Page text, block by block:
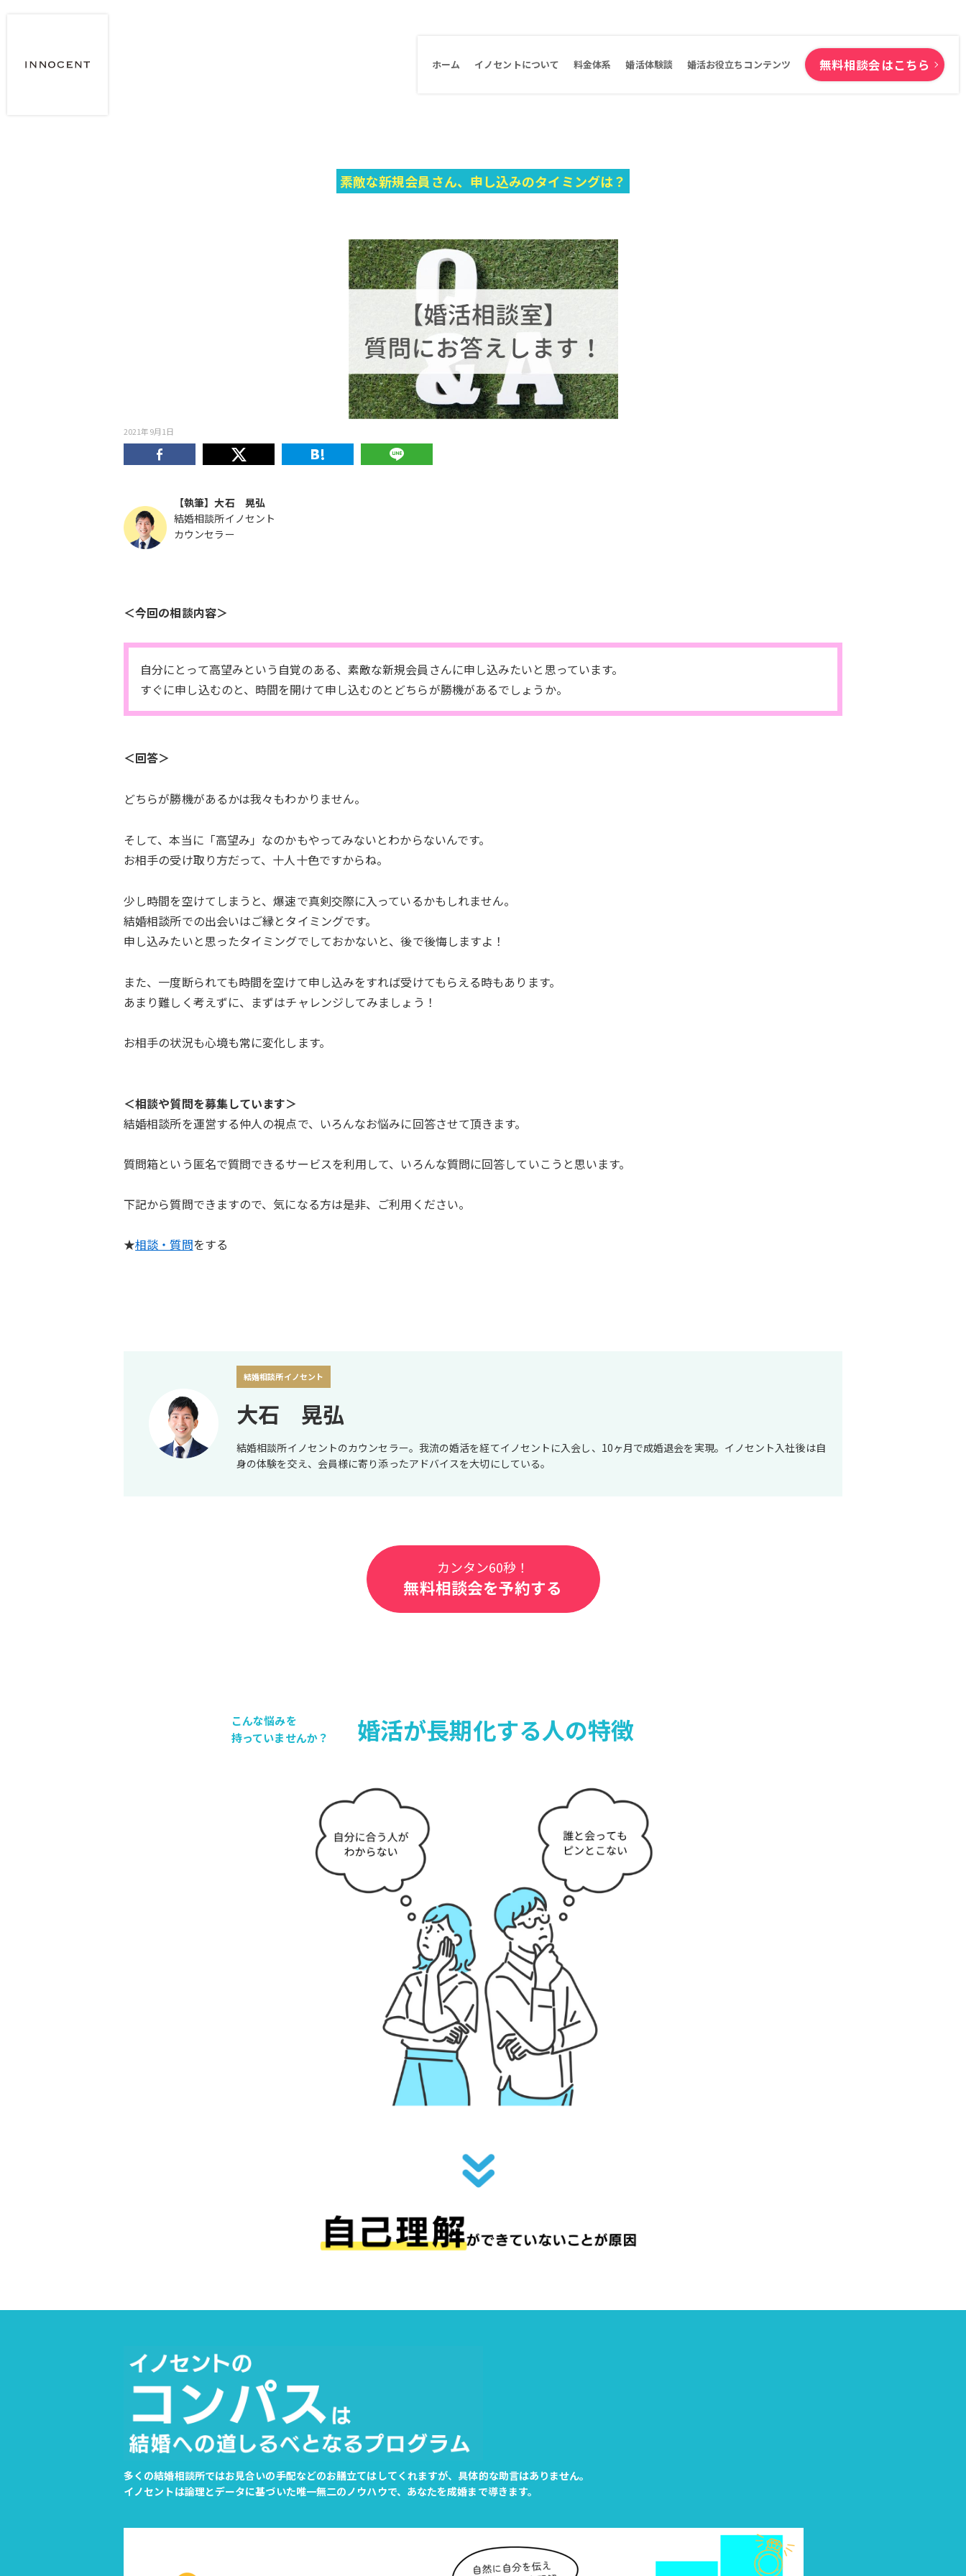
ホーム イノセントについて 料金体系 婚活体験談 婚活お役立ちコンテンツ 無料相談会はこちら
素敵な新規会員さん、申し込みのタイミングは？
2021年9月1日
【執筆】大石 晃弘
結婚相談所イノセント
カウンセラー
＜今回の相談内容＞
自分にとって高望みという自覚のある、素敵な新規会員さんに申し込みたいと思っています。
すぐに申し込むのと、時間を開けて申し込むのとどちらが勝機があるでしょうか。
＜回答＞
どちらが勝機があるかは我々もわかりません。
そして、本当に「高望み」なのかもやってみないとわからないんです。
お相手の受け取り方だって、十人十色ですからね。
少し時間を空けてしまうと、爆速で真剣交際に入っているかもしれません。
結婚相談所での出会いはご縁とタイミングです。
申し込みたいと思ったタイミングでしておかないと、後で後悔しますよ！
また、一度断られても時間を空けて申し込みをすれば受けてもらえる時もあります。
あまり難しく考えずに、まずはチャレンジしてみましょう！
お相手の状況も心境も常に変化します。
＜相談や質問を募集しています＞
結婚相談所を運営する仲人の視点で、いろんなお悩みに回答させて頂きます。
質問箱という匿名で質問できるサービスを利用して、いろんな質問に回答していこうと思います。
下記から質問できますので、気になる方は是非、ご利用ください。
★相談・質問をする
結婚相談所イノセント
大石 晃弘
結婚相談所イノセントのカウンセラー。我流の婚活を経てイノセントに入会し、10ヶ月で成婚退会を実現。イノセント入社後は自
身の体験を交え、会員様に寄り添ったアドバイスを大切にしている。
カンタン60秒！
無料相談会を予約する
こんな悩みを
持っていませんか？
婚活が長期化する人の特徴
多くの結婚相談所ではお見合いの手配などのお膳立てはしてくれますが、具体的な助言はありません。
イノセントは論理とデータに基づいた唯一無二のノウハウで、あなたを成婚まで導きます。